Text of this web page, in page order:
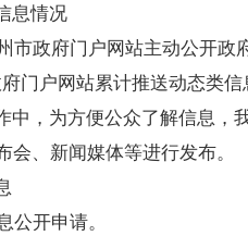
息情况
市政府门户网站主动公开政
门户网站累计推送动态类信
，为方便公众了解信息，
会、新闻媒体等进行发布。
公开申请。